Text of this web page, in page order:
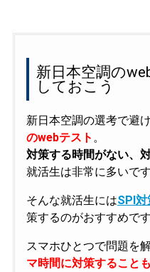
新日本空調の
しておこう
新日本空調の選考で避
のwebテスト 。
対策する時間がない、
就活生は非常に多いです
そんな就活生にはSPI対
策するのがおすすめです
スマホひとつで問題を
マ時間に対策すること